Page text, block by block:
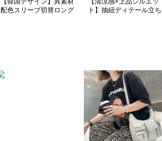
配色スリーブ切替ロング
ト】抽紐ディテール立ち